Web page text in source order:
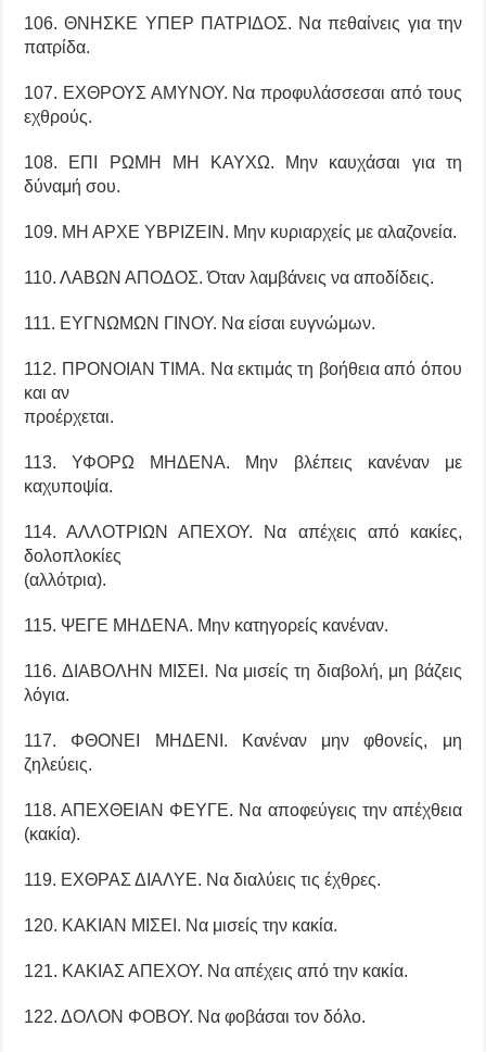
106. ΘΝΗΣΚΕ ΥΠΕΡ ΠΑΤΡΙΔΟΣ. Να πεθαίνεις για την
πατρίδα.
107. ΕΧΘΡΟΥΣ ΑΜΥΝΟΥ. Να προφυλάσσεσαι από τους
εχθρούς.
108. ΕΠΙ ΡΩΜΗ ΜΗ ΚΑΥΧΩ. Μην καυχάσαι για τη
δύναμή σου.
109. ΜΗ ΑΡΧΕ ΥΒΡΙΖΕΙΝ. Μην κυριαρχείς με αλαζονεία.
110. ΛΑΒΩΝ ΑΠΟΔΟΣ. Όταν λαμβάνεις να αποδίδεις.
111. ΕΥΓΝΩΜΩΝ ΓΙΝΟΥ. Να είσαι ευγνώμων.
112. ΠΡΟΝΟΙΑΝ ΤΙΜΑ. Να εκτιμάς τη βοήθεια από όπου
και αν
προέρχεται.
113. ΥΦΟΡΩ ΜΗΔΕΝΑ. Μην βλέπεις κανέναν με
καχυποψία.
114. ΑΛΛΟΤΡΙΩΝ ΑΠΕΧΟΥ. Να απέχεις από κακίες,
δολοπλοκίες
(αλλότρια).
115. ΨΕΓΕ ΜΗΔΕΝΑ. Μην κατηγορείς κανέναν.
116. ΔΙΑΒΟΛΗΝ ΜΙΣEI. Να μισείς τη διαβολή, μη βάζεις
λόγια.
117. ΦΘΟΝΕΙ ΜΗΔΕΝΙ. Κανέναν μην φθονείς, μη
ζηλεύεις.
118. ΑΠΕΧΘΕΙΑΝ ΦΕΥΓΕ. Να αποφεύγεις την απέχθεια
(κακία).
119. ΕΧΘΡΑΣ ΔΙΑΛΥΕ. Να διαλύεις τις έχθρες.
120. ΚΑΚΙΑΝ ΜΙΣΕΙ. Να μισείς την κακία.
121. ΚΑΚΙΑΣ ΑΠΕΧΟΥ. Να απέχεις από την κακία.
122. ΔΟΛΟΝ ΦΟΒΟΥ. Να φοβάσαι τον δόλο.